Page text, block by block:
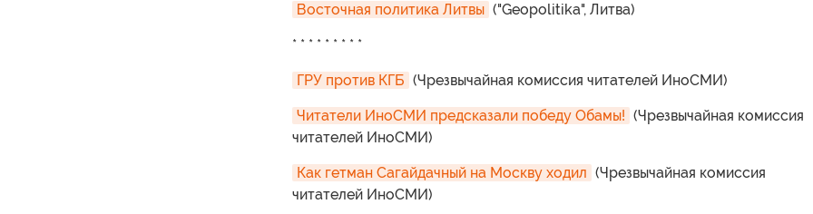
Восточная политика Литвы ("Geopolitika", Литва)
* * * * * * * * *
ГРУ против КГБ (Чрезвычайная комиссия читателей ИноСМИ)
Читатели ИноСМИ предсказали победу Обамы! (Чрезвычайная комиссия
читателей ИноСМИ)
Как гетман Сагайдачный на Москву ходил (Чрезвычайная комиссия
читателей ИноСМИ)